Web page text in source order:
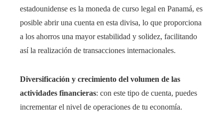
estadounidense es la moneda de curso legal en Panamá, es
posible abrir una cuenta en esta divisa, lo que proporciona
a los ahorros una mayor estabilidad y solidez, facilitando
así la realización de transacciones internacionales.
Diversificación y crecimiento del volumen de las
actividades financieras: con este tipo de cuenta, puedes
incrementar el nivel de operaciones de tu economía.